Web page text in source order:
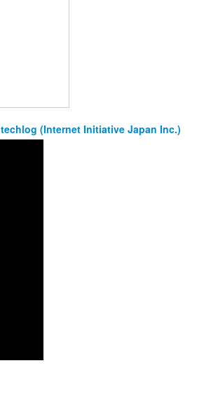
techlog (Internet Initiative Japan Inc.)